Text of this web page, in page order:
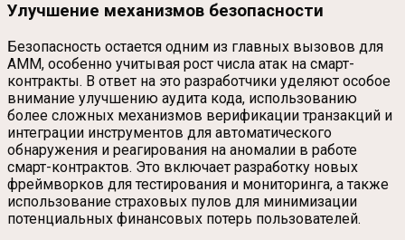
Улучшение механизмов безопасности
Безопасность остается одним из главных вызовов для
AMM, особенно учитывая рост числа атак на смарт-
контракты. В ответ на это разработчики уделяют особое
внимание улучшению аудита кода, использованию
более сложных механизмов верификации транзакций и
интеграции инструментов для автоматического
обнаружения и реагирования на аномалии в работе
смарт-контрактов. Это включает разработку новых
фреймворков для тестирования и мониторинга, а также
использование страховых пулов для минимизации
потенциальных финансовых потерь пользователей.